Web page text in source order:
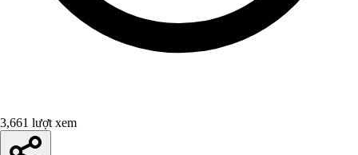
3,661 lượt xem